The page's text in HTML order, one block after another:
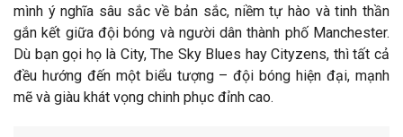
mình ý nghĩa sâu sắc về bản sắc, niềm tự hào và tinh thần
gắn kết giữa đội bóng và người dân thành phố Manchester.
Dù bạn gọi họ là City, The Sky Blues hay Cityzens, thì tất cả
đều hướng đến một biểu tượng – đội bóng hiện đại, mạnh
mẽ và giàu khát vọng chinh phục đỉnh cao.